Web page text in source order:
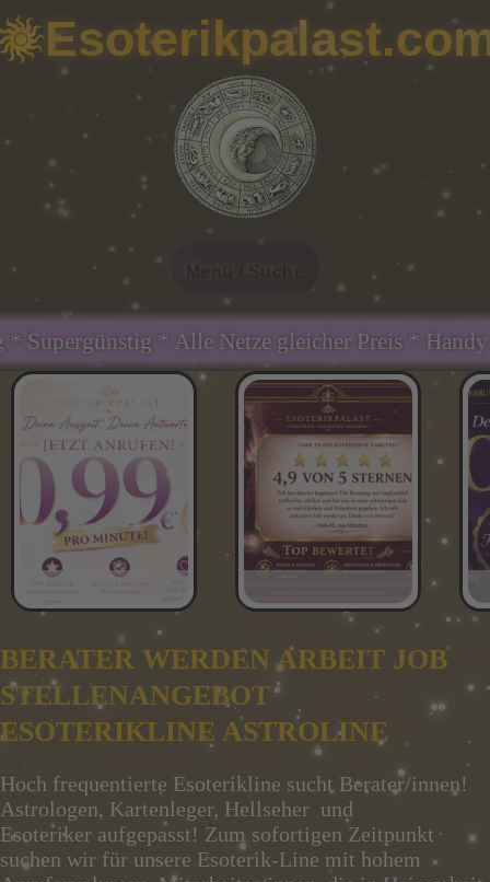
gleicher Preis * Handy und Festnetz
BERATER WERDEN ARBEIT JOB
STELLENANGEBOT
ESOTERIKLINE ASTROLINE
Hoch frequentierte Esoterikline sucht Berater/innen!
Astrologen, Kartenleger, Hellseher und
Esoteriker aufgepasst! Zum sofortigen Zeitpunkt
suchen wir für unsere Esoterik-Line mit hohem